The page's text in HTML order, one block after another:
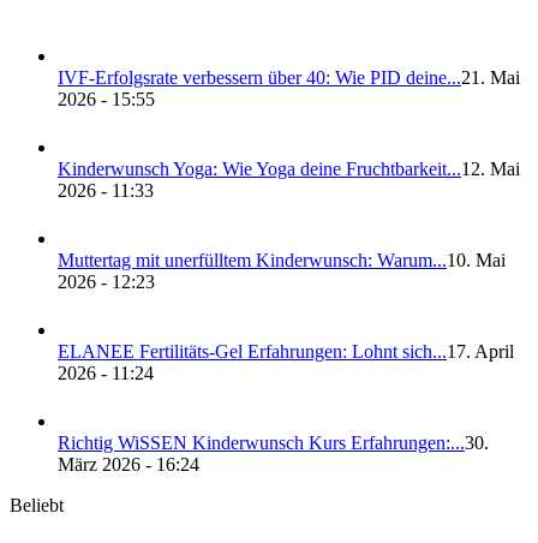
IVF-Erfolgs­ra­te ver­bes­sern über 40: Wie PID dei­ne...21. Mai
2026 - 15:55
Kin­der­wunsch Yoga: Wie Yoga dei­ne Frucht­bar­keit...12. Mai
2026 - 11:33
Mut­ter­tag mit uner­füll­tem Kin­der­wunsch: War­um...10. Mai
2026 - 12:23
ELANEE Fer­ti­li­täts-Gel Erfah­run­gen: Lohnt sich...17. April
2026 - 11:24
Rich­tig WiS­SEN Kin­der­wunsch Kurs Erfah­run­gen:...30.
März 2026 - 16:24
Beliebt